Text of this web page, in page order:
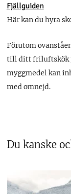
Fjällguiden
Här kan du hyra
Förutom
till ditt friluftskök
myggmedel kan
med omnejd.
Du kanske